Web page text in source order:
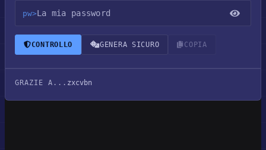
pw>
CONTROLLO GENERA SICURO COPIA
GRAZIE A... zxcvbn